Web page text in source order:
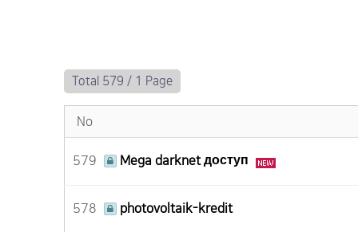
Total 579 / 1 Page
No
579 Mega darknet доступ
578 photovoltaik-kredit